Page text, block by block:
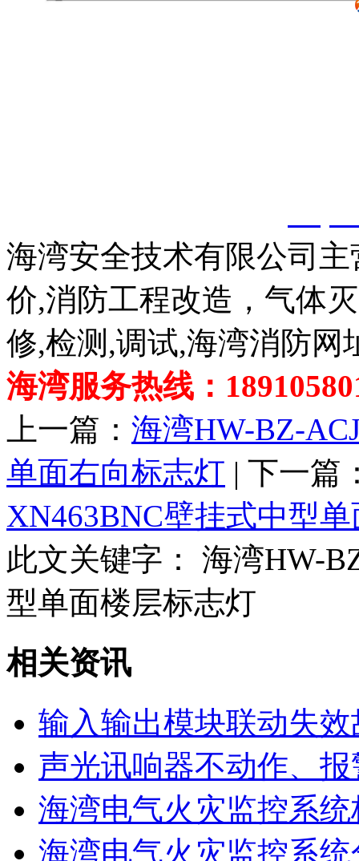
海湾安全技术有限公司
价,消防工程改造，气体
修,检测,调试,海湾消防网
海湾服务热线：
上一篇： 海湾HW-BZ-
单面右向标志灯 | 下一篇
XN463BNC壁挂式中型
此文关键字：
海湾HW-
型单面楼层标志灯
相关资讯
输入输出模块联动失效
声光讯响器不动作、
海湾电气火灾监控系
海湾电气火灾监控系